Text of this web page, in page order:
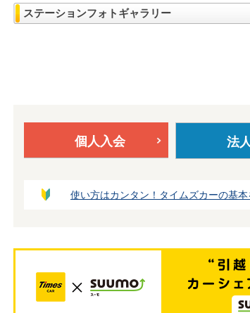
ステーションフォトギャラリー
個人入会 法
使い方はカンタン！タイムズカーの基